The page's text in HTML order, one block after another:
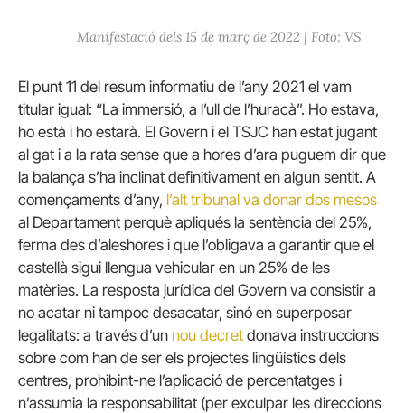
Manifestació dels 15 de març de 2022 | Foto: VS
El punt 11 del resum informatiu de l’any 2021 el vam
titular igual: “La immersió, a l’ull de l’huracà”. Ho estava,
ho està i ho estarà. El Govern i el TSJC han estat jugant
al gat i a la rata sense que a hores d’ara puguem dir que
la balança s’ha inclinat definitivament en algun sentit. A
començaments d’any, l’alt tribunal va donar dos mesos
al Departament perquè apliqués la sentència del 25%,
ferma des d’aleshores i que l’obligava a garantir que el
castellà sigui llengua vehicular en un 25% de les
matèries. La resposta jurídica del Govern va consistir a
no acatar ni tampoc desacatar, sinó en superposar
legalitats: a través d’un nou decret donava instruccions
sobre com han de ser els projectes lingüístics dels
centres, prohibint-ne l’aplicació de percentatges i
n’assumia la responsabilitat (per exculpar les direccions